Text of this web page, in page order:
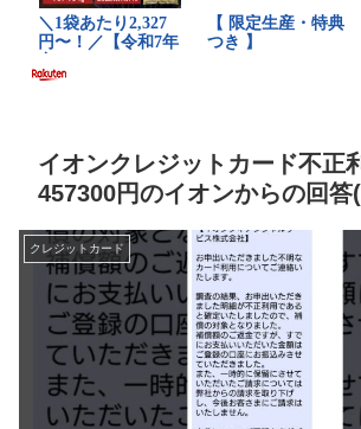
イオンクレジットカード不正
457300円のイオンからの回答
クレジットカード